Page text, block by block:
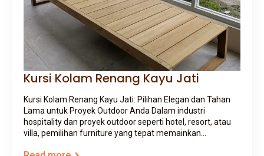
Kursi Kolam Renang Kayu Jati
Kursi Kolam Renang Kayu Jati: Pilihan Elegan dan Tahan
Lama untuk Proyek Outdoor Anda Dalam industri
hospitality dan proyek outdoor seperti hotel, resort, atau
villa, pemilihan furniture yang tepat memainkan…